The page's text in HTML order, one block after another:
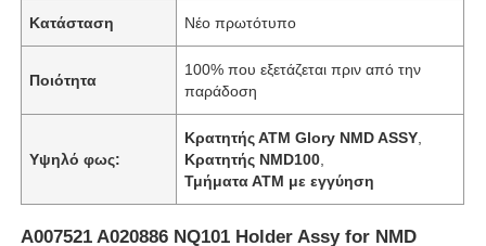
Κατάσταση Νέο πρωτότυπο
Ποιότητα
100% που εξετάζεται πριν από την
παράδοση
Υψηλό φως:
Κρατητής ΑΤΜ Glory NMD ASSY
Κρατητής ΝMD100
Τμήματα ΑΤΜ με εγγύηση
A007521 A020886 NQ101 Holder Assy for NMD